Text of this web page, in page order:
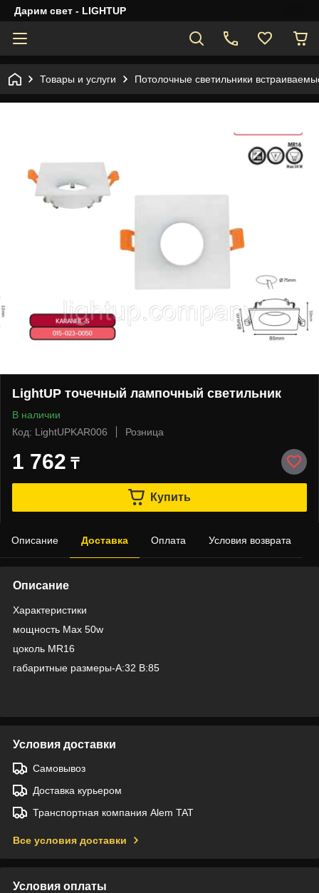
Дарим свет - LIGHTUP
Товары и услуги Потолочные светильники
LightUP точечный лампочный светильник
В наличии
Код: LightUPKAR006
Розница
1 762 ₸
Купить
Описание Доставка Оплата Условия возврата
Описание
Характеристики
мощность Max 50w
цоколь MR16
габаритные размеры-A:32 B:85
Условия доставки
Самовывоз
Доставка курьером
Транспортная компания Alem TAT
Все условия доставки
Условия оплаты